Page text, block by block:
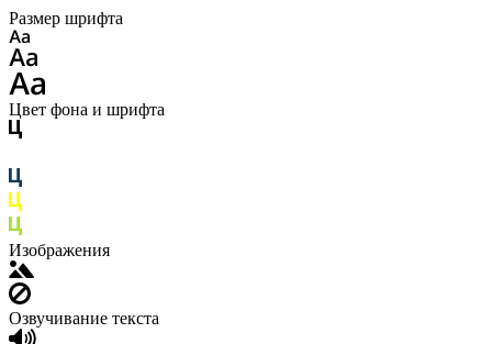
Размер шрифта
Цвет фона и шрифта
Изображения
Озвучивание текста